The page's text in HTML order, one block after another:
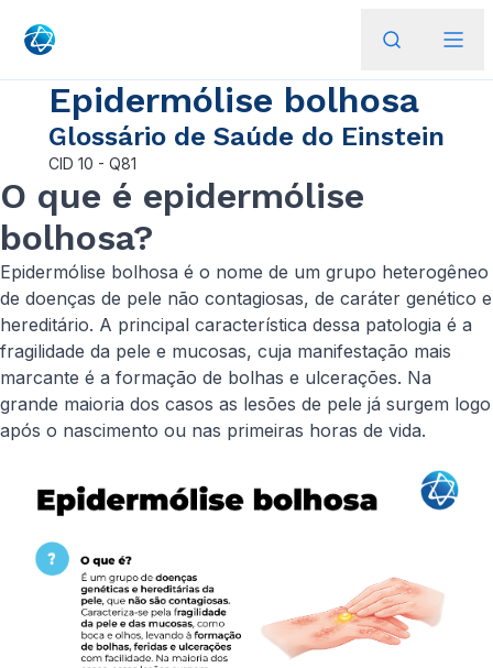
Epidermólise bolhosa
Glossário de Saúde do Einstein
CID 10 - Q81
O que é epidermólise
bolhosa?
Epidermólise bolhosa é o nome de um grupo heterogêneo
de doenças de pele não contagiosas, de caráter genético e
hereditário. A principal característica dessa patologia é a
fragilidade da pele e mucosas, cuja manifestação mais
marcante é a formação de bolhas e ulcerações. Na
grande maioria dos casos as lesões de pele já surgem logo
após o nascimento ou nas primeiras horas de vida.